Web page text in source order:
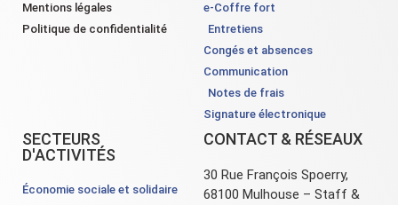
Mentions légales
Politique de confidentialité
e-Coffre fort
Entretiens
Congés et absences
Communication
Notes de frais
Signature électronique
SECTEURS
D'ACTIVITÉS
Économie sociale et solidaire
CONTACT & RÉSEAUX
30 Rue François Spoerry,
68100 Mulhouse – Staff &